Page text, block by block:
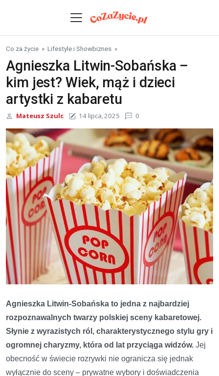
Co za życie » Lifestyle i Showbiznes »
Agnieszka Litwin-Sobańska –
kim jest? Wiek, mąż i dzieci
artystki z kabaretu
Mateusz Szulc 14 lipca, 2025 0
Agnieszka Litwin-Sobańska to jedna z najbardziej
rozpoznawalnych twarzy polskiej sceny kabaretowej.
Słynie z wyrazistych ról, charakterystycznego stylu gry i
ogromnej charyzmy, która od lat przyciąga widzów. Jej
obecność w świecie rozrywki nie ogranicza się jednak
wyłącznie do sceny – prywatne wybory i doświadczenia